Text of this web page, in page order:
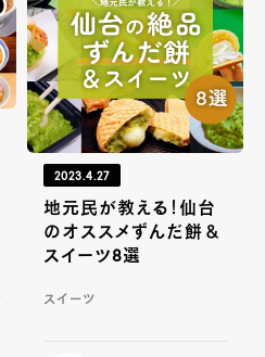
2023.4.27
地元民が教える！仙台
のオススメずんだ餅＆
スイーツ8選
スイーツ